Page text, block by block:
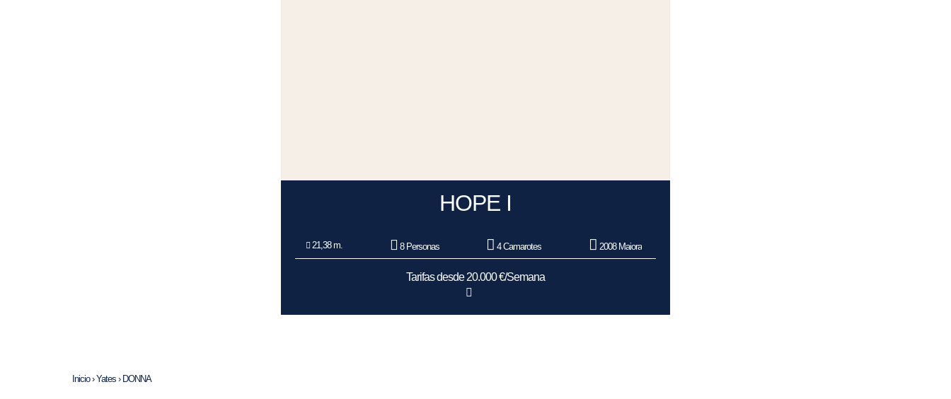
HOPE I
21,38 m. 8 Personas 4 Camarotes 2008 Maiora
Tarifas desde 20.000 €/Semana
Inicio›Yates › DONNA